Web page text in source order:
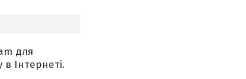
для
Інтернеті.